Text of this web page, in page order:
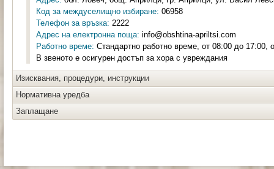
Код за междуселищно избиране: 06958
Телефон за връзка: 2222
Адрес на електронна поща: info@obshtina-apriltsi.com
Работно време: Стандартно работно време, от 08:00 до 17:00,
В звеното е осигурен достъп за хора с увреждания
Изисквания, процедури, инструкции
Нормативна уредба
Заплащане